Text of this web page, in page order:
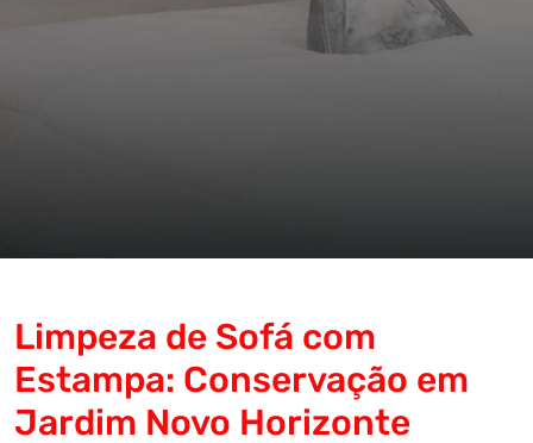
Limpeza de Sofá com
Estampa: Conservação em
Jardim Novo Horizonte